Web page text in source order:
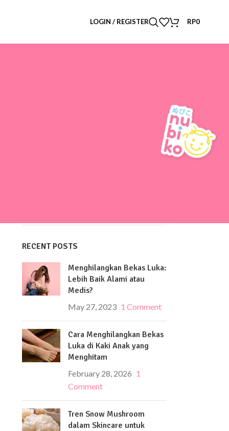
LOGIN / REGISTER RP0
RECENT POSTS
Menghilangkan Bekas Luka:
Lebih Baik Alami atau
Medis?
May 27, 2023 1 Comment
Cara Menghilangkan Bekas
Luka di Kaki Anak yang
Menghitam
February 28, 2026 1
Comment
Tren Snow Mushroom
dalam Skincare untuk